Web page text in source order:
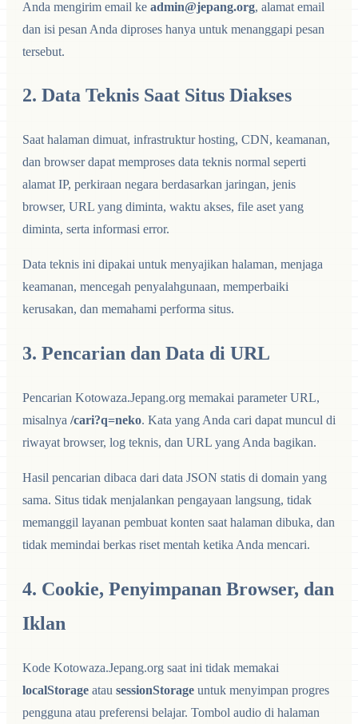
Anda mengirim email ke admin@jepang.org, alamat email
dan isi pesan Anda diproses hanya untuk menanggapi pesan
tersebut.
2. Data Teknis Saat Situs Diakses
Saat halaman dimuat, infrastruktur hosting, CDN, keamanan,
dan browser dapat memproses data teknis normal seperti
alamat IP, perkiraan negara berdasarkan jaringan, jenis
browser, URL yang diminta, waktu akses, file aset yang
diminta, serta informasi error.
Data teknis ini dipakai untuk menyajikan halaman, menjaga
keamanan, mencegah penyalahgunaan, memperbaiki
kerusakan, dan memahami performa situs.
3. Pencarian dan Data di URL
Pencarian Kotowaza.Jepang.org memakai parameter URL,
misalnya /cari?q=neko. Kata yang Anda cari dapat muncul di
riwayat browser, log teknis, dan URL yang Anda bagikan.
Hasil pencarian dibaca dari data JSON statis di domain yang
sama. Situs tidak menjalankan pengayaan langsung, tidak
memanggil layanan pembuat konten saat halaman dibuka, dan
tidak memindai berkas riset mentah ketika Anda mencari.
4. Cookie, Penyimpanan Browser, dan
Iklan
Kode Kotowaza.Jepang.org saat ini tidak memakai
localStorage atau sessionStorage untuk menyimpan progres
pengguna atau preferensi belajar. Tombol audio di halaman